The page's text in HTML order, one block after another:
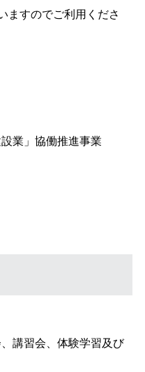
ますのでご利用くださ
業」協働推進事業
講習会、体験学習及び